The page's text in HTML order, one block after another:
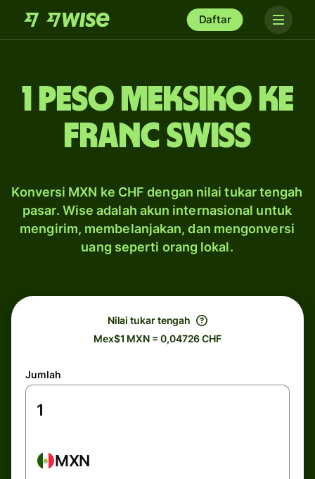
Daftar
1 peso Meksiko ke
franc Swiss
Konversi MXN ke CHF dengan nilai tukar tengah
pasar. Wise adalah akun internasional untuk
mengirim, membelanjakan, dan mengonversi
uang seperti orang lokal.
Nilai tukar tengah
Mex$1 MXN = 0,04726 CHF
Jumlah
MXN